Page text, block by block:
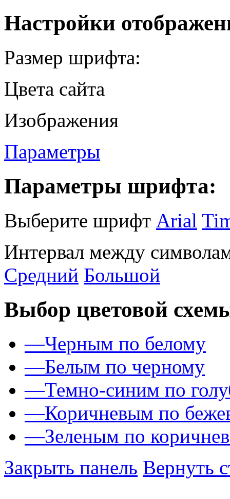
Настройки
Размер шрифта:
Цвета сайта
Изображения
Параметры
Параметры шрифта:
Выберите шрифт Arial
Интервал между
Средний Большой
Выбор цветовой
—Черным по белому
—Белым по черному
—Темно-синим по
—Коричневым по
—Зеленым по
Закрыть панель Вернуть